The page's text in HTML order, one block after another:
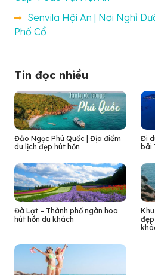
Senvila Hội An | Nơi Nghỉ
Phố Cổ
Tin đọc nhiều
Đảo Ngọc Phú Quốc | Địa điểm
du lịch đẹp hút hồn
Đi
bãi
Đà Lạt – Thành phố ngàn hoa
hút hồn du khách